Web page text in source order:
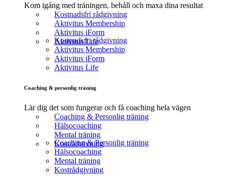
Kom igång med träningen, behåll och maxa dina resultat
Kostnadsfri rådgivning
Aktivitus Membership
Aktivitus iForm
Aktivitus Life
Kostnadsfri rådgivning
Aktivitus Membership
Aktivitus iForm
Aktivitus Life
Coaching & personlig träning
Lär dig det som fungerar och få coaching hela vägen
Coaching & Personlig träning
Hälsocoaching
Mental träning
Kostrådgivning
Coaching & Personlig träning
Hälsocoaching
Mental träning
Kostrådgivning